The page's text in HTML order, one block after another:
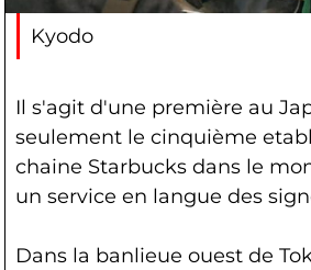
Kyodo
Il s'agit d'une première au
seulement le cinquième
chaine Starbucks dans le
un service en langue des
Dans la banlieue ouest de